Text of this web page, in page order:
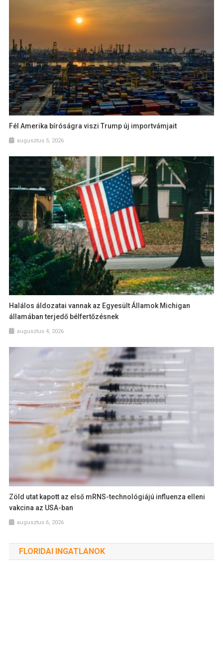
Fél Amerika bíróságra viszi Trump új importvámjait
augusztus 5, 2026
Halálos áldozatai vannak az Egyesült Államok Michigan
államában terjedő bélfertőzésnek
augusztus 4, 2026
Zöld utat kapott az első mRNS-technológiájú influenza elleni
vakcina az USA-ban
augusztus 6, 2026
FLORIDAI INGATLANOK